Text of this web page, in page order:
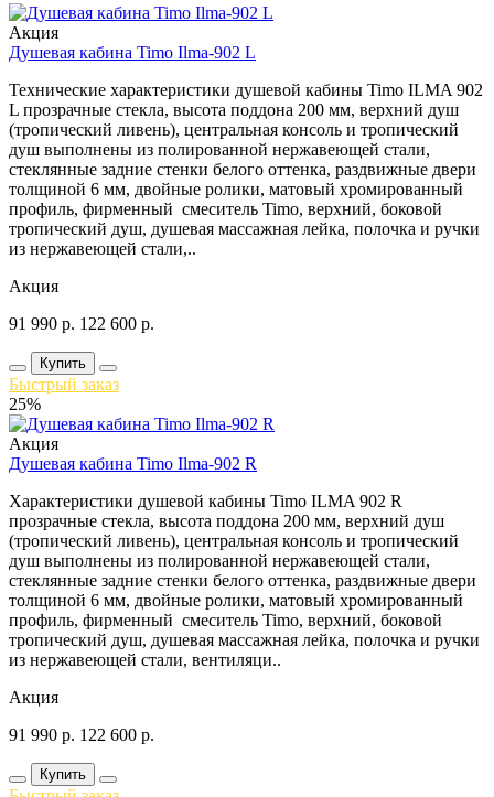
Акция
Душевая кабина Timo Ilma-902 L
Технические характеристики душевой кабины Timo ILMA 902
L прозрачные стекла, высота поддона 200 мм, верхний душ
(тропический ливень), центральная консоль и тропический
душ выполнены из полированной нержавеющей стали,
стеклянные задние стенки белого оттенка, раздвижные двери
толщиной 6 мм, двойные ролики, матовый хромированный
профиль, фирменный смеситель Timo, верхний, боковой
тропический душ, душевая массажная лейка, полочка и ручки
из нержавеющей стали,..
Акция
91 990 р. 122 600 р.
Купить
Быстрый заказ
25%
Акция
Душевая кабина Timo Ilma-902 R
Характеристики душевой кабины Timo ILMA 902 R
прозрачные стекла, высота поддона 200 мм, верхний душ
(тропический ливень), центральная консоль и тропический
душ выполнены из полированной нержавеющей стали,
стеклянные задние стенки белого оттенка, раздвижные двери
толщиной 6 мм, двойные ролики, матовый хромированный
профиль, фирменный смеситель Timo, верхний, боковой
тропический душ, душевая массажная лейка, полочка и ручки
из нержавеющей стали, вентиляци..
Акция
91 990 р. 122 600 р.
Купить